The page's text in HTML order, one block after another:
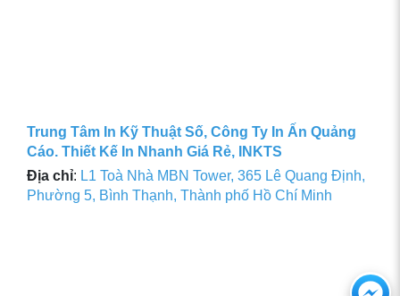
Trung Tâm In Kỹ Thuật Số, Công Ty In Ấn Quảng
Cáo. Thiết Kế In Nhanh Giá Rẻ, INKTS
Địa chỉ: L1 Toà Nhà MBN Tower, 365 Lê Quang Định,
Phường 5, Bình Thạnh, Thành phố Hồ Chí Minh